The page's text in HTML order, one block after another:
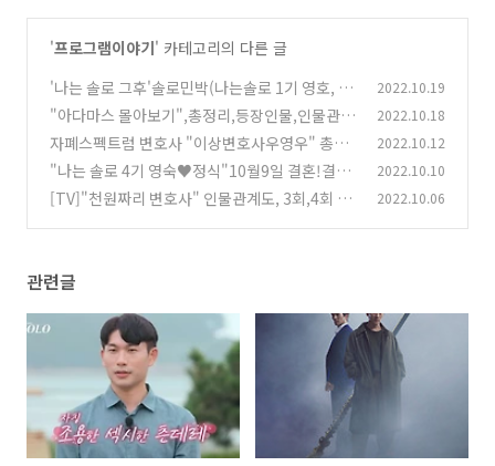
'프로그램이야기' 카테고리의 다른 글
'나는 솔로 그후'솔로민박(나는솔로 1기 영호, 4
기 영수, 8기 영수)가 새로운 사랑을 찾기 위해 솔
로 민박 (20)
2022.10.19
"아다마스 몰아보기",총정리,등장인물,인물관계
도,회차별줄거리 및 결말 총정리
(24)
2022.10.18
자폐스펙트럼 변호사 "이상변호사우영우" 총정
리,인물관계도,등장인물,회차별줄거리,결말,감
상평 (39)
2022.10.12
"나는 솔로 4기 영숙♥정식"10월9일 결혼!결혼
식과 프로포즈 공개
(62)
2022.10.10
[TV]"천원짜리 변호사" 인물관계도, 3회,4회 줄
2022.10.06
관련글